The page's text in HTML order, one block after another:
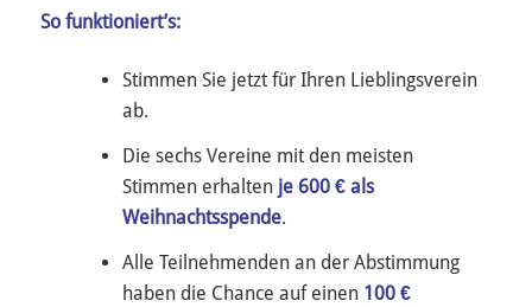
So funktioniert’s:
Stimmen Sie jetzt für Ihren Lieblingsverein
ab.
Die sechs Vereine mit den meisten
Stimmen erhalten je 600 € als
Weihnachtsspende.
Alle Teilnehmenden an der Abstimmung
haben die Chance auf einen 100 €